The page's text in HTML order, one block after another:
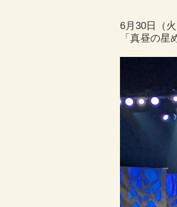
6月30日（
「真昼の星